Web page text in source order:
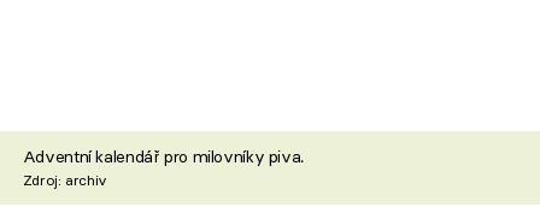
Adventní kalendář pro milovníky piva.
Zdroj: archiv